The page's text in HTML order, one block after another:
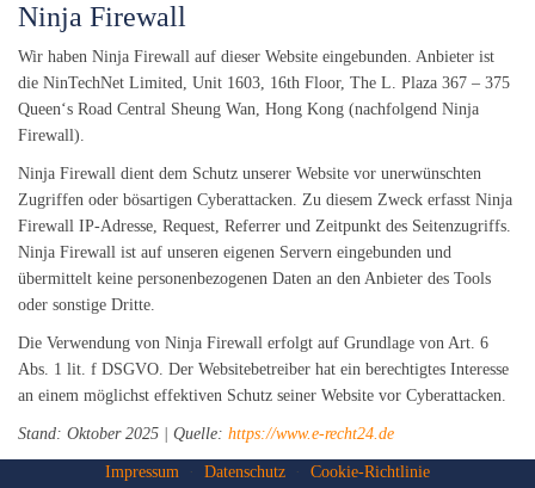
Ninja Firewall
Wir haben Ninja Firewall auf dieser Website eingebunden. Anbieter ist
die NinTechNet Limited, Unit 1603, 16th Floor, The L. Plaza 367 – 375
Queen‘s Road Central Sheung Wan, Hong Kong (nachfolgend Ninja
Firewall).
Ninja Firewall dient dem Schutz unserer Website vor unerwünschten
Zugriffen oder bösartigen Cyberattacken. Zu diesem Zweck erfasst Ninja
Firewall IP-Adresse, Request, Referrer und Zeitpunkt des Seitenzugriffs.
Ninja Firewall ist auf unseren eigenen Servern eingebunden und
übermittelt keine personenbezogenen Daten an den Anbieter des Tools
oder sonstige Dritte.
Die Verwendung von Ninja Firewall erfolgt auf Grundlage von Art. 6
Abs. 1 lit. f DSGVO. Der Websitebetreiber hat ein berechtigtes Interesse
an einem möglichst effektiven Schutz seiner Website vor Cyberattacken.
Stand: Oktober 2025 | Quelle: https://www.e-recht24.de
Impressum · Datenschutz · Cookie-Richtlinie